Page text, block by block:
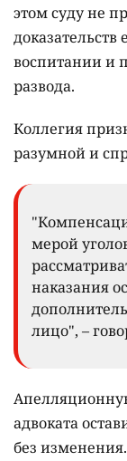
этом суду не
доказательств
воспитании и
развода.
Коллегия
разумной и
мерой
наказания
лицо", –
адвоката
без